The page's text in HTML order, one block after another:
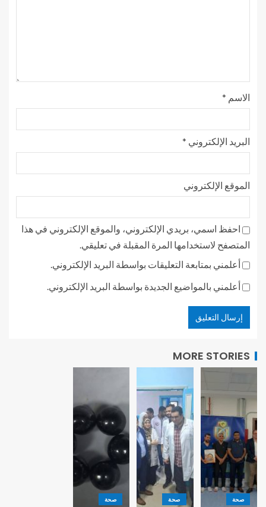
الاسم *
البريد الإلكتروني *
الموقع الإلكتروني
احفظ اسمي، بريدي الإلكتروني، والموقع الإلكتروني في هذا
المتصفح لاستخدامها المرة المقبلة في تعليقي.
أعلمني بمتابعة التعليقات بواسطة البريد الإلكتروني.
أعلمني بالمواضيع الجديدة بواسطة البريد الإلكتروني.
MORE STORIES
صحة صحة صحة